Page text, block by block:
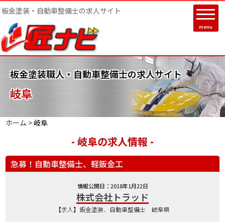
板金塗装・自動車整備士の求人サイト
menu
板金塗装職人・自動車整備士の求人サイト
岐阜
ホーム > 岐阜
- 岐阜の求人情報 -
急募！自動車整備士、軽鈑金工
情報公開日：2018年1月22日
株式会社トラッド
【求人】鈑金塗装、自動車整備士 岐阜県